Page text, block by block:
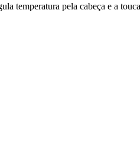
temperatura pela cabeça e a